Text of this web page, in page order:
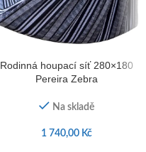
Rodinná houpací síť 280×180
Pereira Zebra
Na skladě
1 740,00 Kč